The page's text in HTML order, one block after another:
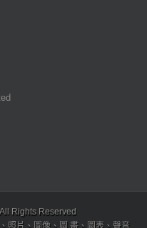
Rights Reserved
照片、圖像、圖 畫、圖表、聲音